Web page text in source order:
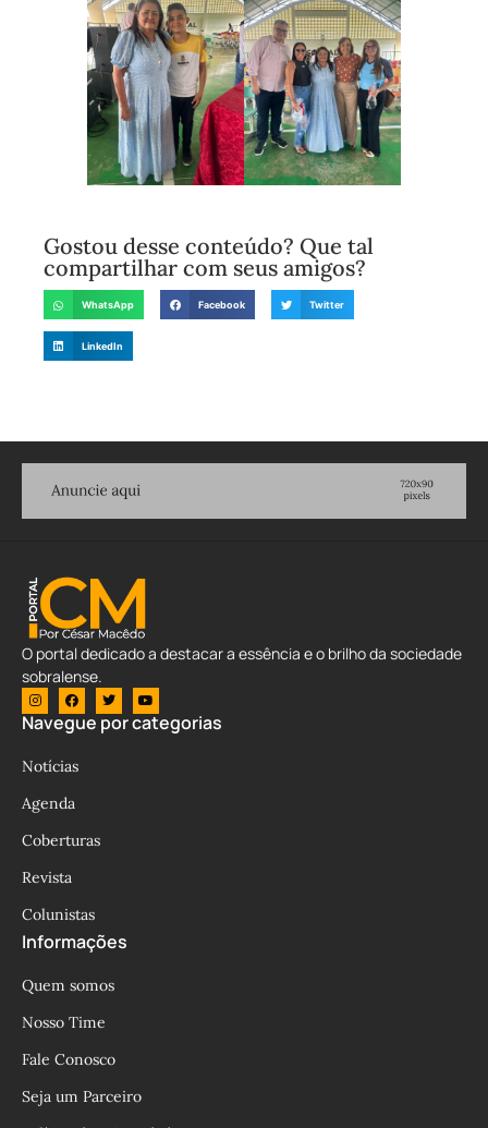
Gostou desse conteúdo? Que tal
compartilhar com seus amigos?
WhatsApp Facebook Twitter
LinkedIn
O portal dedicado a destacar a essência e o brilho da sociedade
sobralense.
Navegue por categorias
Notícias
Agenda
Coberturas
Revista
Colunistas
Informações
Quem somos
Nosso Time
Fale Conosco
Seja um Parceiro